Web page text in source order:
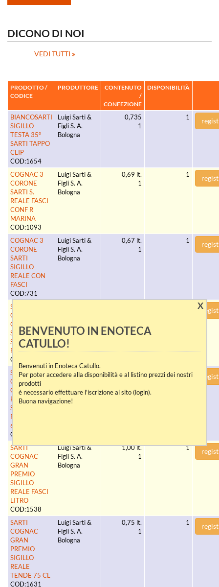
DICONO DI NOI
VEDI TUTTI
PRODOTTO /
CODICE
PRODUTTORE
CONTENUTO
/
CONFEZIONE
DISPONIBILITÀ
BIANCOSARTI
SIGILLO
TESTA 35°
SARTI TAPPO
CLIP
COD:1654
Luigi Sarti &
Figli S. A.
Bologna
0,735
1
1
COGNAC 3
CORONE
SARTI S.
REALE FASCI
CONF R
MARINA
COD:1093
Luigi Sarti &
Figli S. A.
Bologna
0,69 lt.
1
1
COGNAC 3
CORONE
SARTI
SIGILLO
REALE CON
FASCI
COD:731
Luigi Sarti &
Figli S. A.
Bologna
0,67 lt.
1
1
SARTI
COGNAC 3
CORONE
SUPERIORE
SIG. REALE
FASCI
COD:600
SARTI
COGNAC
GRAN
PREMIO
SIGILLO
REALE FASCI
67 CL
COD:1457
Luigi Sarti &
Bologna
0,67 lt.
1
SARTI
COGNAC
GRAN
PREMIO
SIGILLO
REALE FASCI
LITRO
COD:1538
Luigi Sarti &
Figli S. A.
Bologna
1,00 lt.
1
1
SARTI
COGNAC
GRAN
PREMIO
SIGILLO
REALE
TENDE 75 CL
COD:1631
Luigi Sarti &
Figli S. A.
Bologna
0,75 lt.
1
1
X
BENVENUTO IN ENOTECA
CATULLO!
Benvenuti in Enoteca Catullo.
Per poter accedere alla disponibilità e al listino prezzi dei nostri
prodotti
è necessario effettuare l'iscrizione al sito (login).
Buona navigazione!